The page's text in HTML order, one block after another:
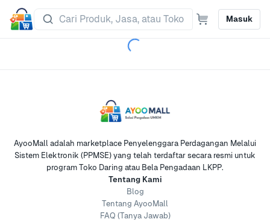
Masuk
AyooMall adalah marketplace Penyelenggara Perdagangan Melalui
Sistem Elektronik (PPMSE) yang telah terdaftar secara resmi untuk
program Toko Daring atau Bela Pengadaan LKPP.
Tentang Kami
Blog
Tentang AyooMall
FAQ (Tanya Jawab)